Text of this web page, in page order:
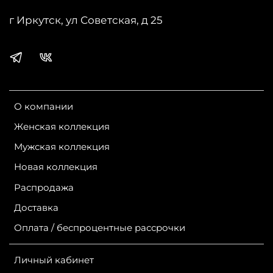
Длина изделия по спинке: 120 см
Страна производства:
Бренд:
О компании
Женская коллекция
Мужская коллекция
Новая коллекция
Распродажа
Доставка
Оплата / беспроцентные рассрочки
Личный кабинет
г Иркутск, ул Советская, д 25